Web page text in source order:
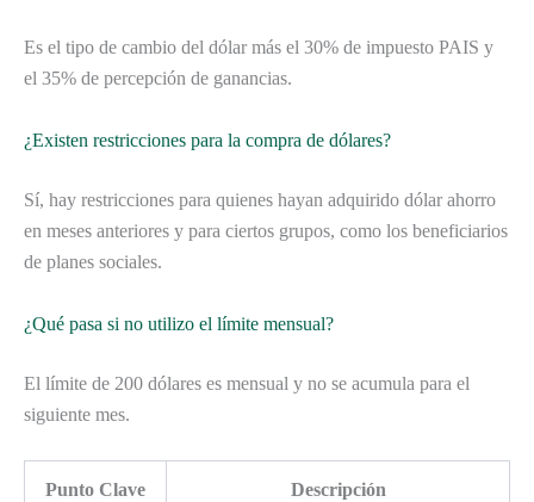
Es el tipo de cambio del dólar más el 30% de impuesto PAIS y
el 35% de percepción de ganancias.
¿Existen restricciones para la compra de dólares?
Sí, hay restricciones para quienes hayan adquirido dólar ahorro
en meses anteriores y para ciertos grupos, como los beneficiarios
de planes sociales.
¿Qué pasa si no utilizo el límite mensual?
El límite de 200 dólares es mensual y no se acumula para el
siguiente mes.
Punto Clave Descripción